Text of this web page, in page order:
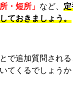
・短所」 など、
ておきましょう。
で追加質問され
てくるでしょうか